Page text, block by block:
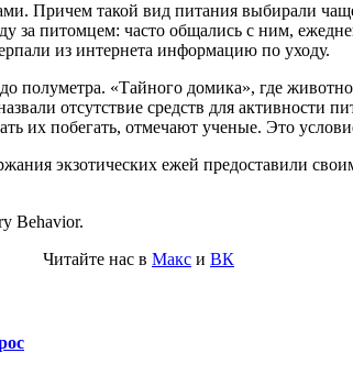
такой вид питания выбирали
за питомцем: часто общались с ним,
из интернета информацию по уходу.
полуметра. «Тайного домика», где
отсутствие средств для активности
их побегать, отмечают ученые. Это
экзотических ежей предоставили
Behavior.
Читайте нас в Макс и ВК